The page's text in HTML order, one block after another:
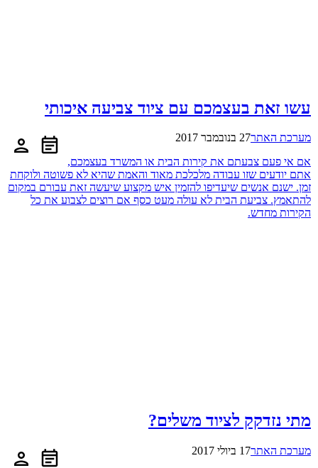
עשו זאת בעצמכם עם ציוד צביעה איכותי
מערכת האתר27 בנובמבר 2017
אם אי פעם צבעתם את קירות הבית או המשרד בעצמכם,
אתם יודעים שזו עבודה מלכלכת מאוד והאמת שהיא לא פשוטה ולוקחת
זמן. ישנם אנשים שיעדיפו להזמין איש מקצוע שיעשה זאת עבורם במקום
להתאמץ. צביעת הבית לא עולה מעט כסף אם רוצים לצבוע את כל
הקירות מחדש.
מתי נזדקק לציוד משלים?
מערכת האתר17 ביולי 2017